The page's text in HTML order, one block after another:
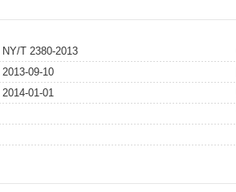
NY/T 2380-2013
2013-09-10
2014-01-01